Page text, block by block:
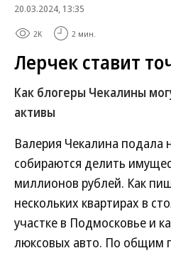
20.03.2024, 13:35
2K 2 мин.
Лерчек ставит
Как блогеры Чекалины
активы
Валерия Чекалина подала
собираются делить
миллионов рублей. Как
нескольких квартирах в
участке в Подмосковье и
люксовых авто. По общим